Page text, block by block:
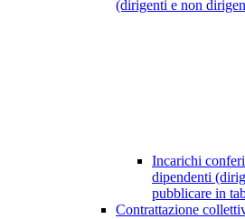
(dirigenti e non
Incarichi
dipendenti
pubblicare in
Contrattazione